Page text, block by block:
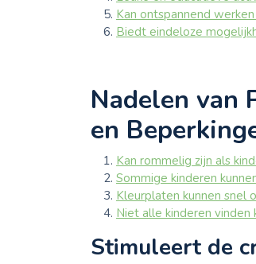
Kan ontspannend
Biedt eindeloze
Nadelen van
en
Kan rommelig zijn als
Sommige kinderen
Kleurplaten kunnen snel
Niet alle kinderen
Stimuleert de